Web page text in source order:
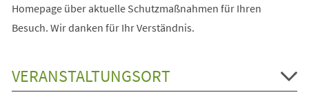
Homepage über aktuelle Schutzmaßnahmen für Ihren
Besuch. Wir danken für Ihr Verständnis.
VERANSTALTUNGSORT